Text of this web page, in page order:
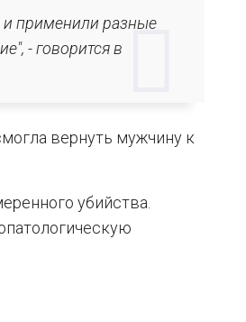
и применили разные
- говорится в
вернуть мужчину к
убийства.